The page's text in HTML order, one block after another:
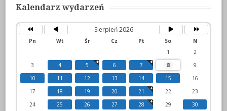
Kalendarz wydarzeń
Sierpień 2026
Pn Wt Śr Cz Pt So
N
1
2
3
4 5 6 7 8
9
10
11 12 13 14 15
16
17
18 19 20 21 22
23
24
25 26 27 28 29
30